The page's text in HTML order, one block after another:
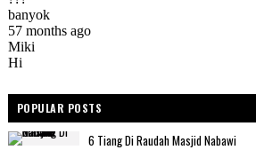
POPULAR POSTS
6 Tiang Di Raudah Masjid Nabawi